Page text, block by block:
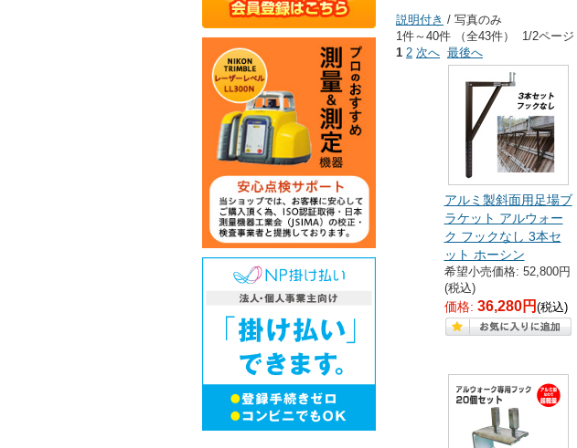
説明付き / 写真のみ
1件～40件 （全43件） 1/2ページ
1 2 次へ 最後へ
アルミ製斜面用足場ブ
ラケット アルウォー
ク フックなし 3本セ
ット ホーシン
希望小売価格: 52,800円
(税込)
価格: 36,280円 (税込)